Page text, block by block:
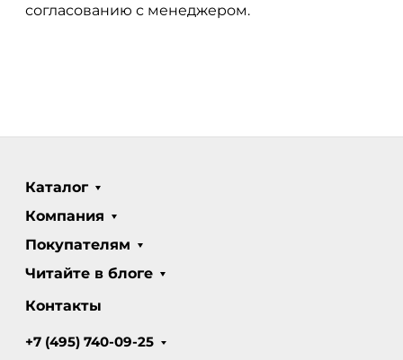
согласованию с менеджером.
Каталог
Компания
Покупателям
Читайте в блоге
Контакты
+7 (495) 740-09-25